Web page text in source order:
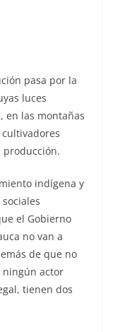
pasa por la
luces
en las montañas
indígena y
el Gobierno
no van a
de que no
ningún actor
tienen dos